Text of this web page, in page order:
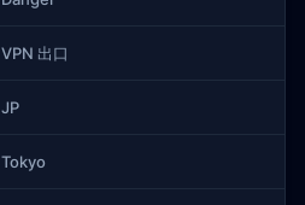
VPN 出口
JP
Tokyo